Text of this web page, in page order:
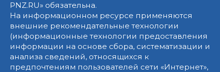
PNZ.RU» обязательна.
На информационном ресурсе применяются
внешние рекомендательные технологии
(информационные технологии предоставления
информации на основе сбора, систематизации и
анализа сведений, относящихся к
предпочтениям пользователей сети «Интернет»,